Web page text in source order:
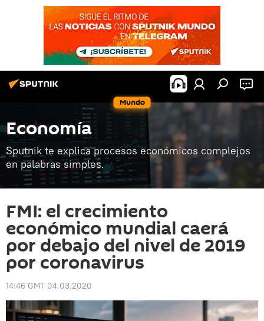
Mundo
Economía
Sputnik te explica procesos económicos complejos
en palabras simples.
FMI: el crecimiento
económico mundial caerá
por debajo del nivel de 2019
por coronavirus
14:46 GMT 04.03.2020